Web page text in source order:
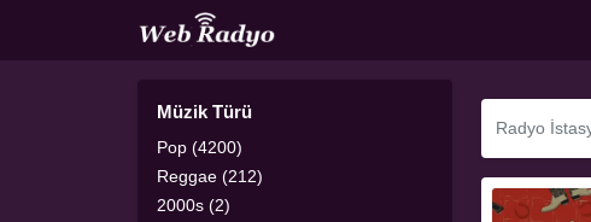
Müzik Türü
Pop (4200)
Reggae (212)
2000s (2)